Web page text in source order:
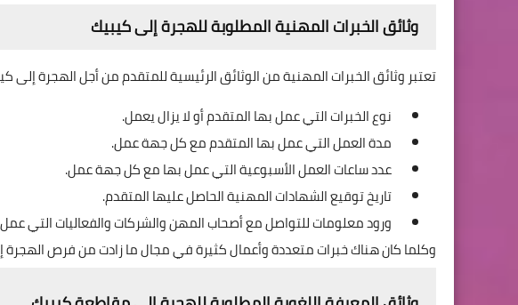
وثائق الخبرات المهنية المطلوبة للهجرة إلى كيبيك
تعتبر وثائق الخبرات المهنية من الوثائق الرئيسية للمتقدم من أجل الهجرة إلى
نوع الخبرات التي عمل بها المتقدم أو لا يزال يعمل.
مدة العمل التي عمل بها المتقدم مع كل جهة عمل.
عدد ساعات العمل الأسبوعية التي عمل بها مع كل جهة عمل.
تاريخ توقيع الشهادات المهنية الحاصل عليها المتقدم.
ورود معلومات للتواصل مع أصحاب المهن والشركات والفعاليات التي
وكلما كان هناك خبرات متعددة وأعمال كثيرة في مجال ما زادت من فرص الهجرة